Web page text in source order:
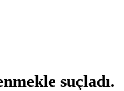
suçladı.